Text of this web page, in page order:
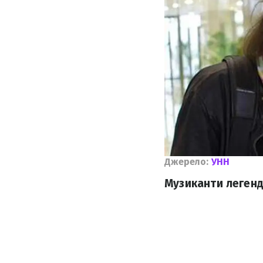
Джерело: УНН
Музиканти